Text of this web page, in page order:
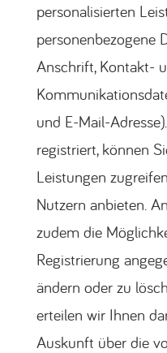
personalisierten
personenbezogene
Anschrift, Kontakt-
und E-Mail-
registriert, können
Leistungen
Nutzern anbieten.
zudem die
Registrierung
ändern oder zu
erteilen wir Ihnen
Auskunft über die